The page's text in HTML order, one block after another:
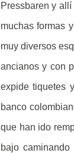
Pressbaren y
muchas formas
muy diversos
ancianos y con
expide tiquetes
banco
que han ido
bajo